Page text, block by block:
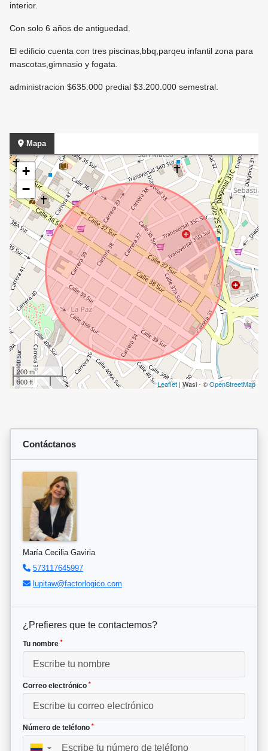
interior.
Con solo 6 años de antiguedad.
El edificio cuenta con tres piscinas,bbq,parqeu infantil zona para
mascotas,gimnasio y fogata.
administracion $635.000 predial $3.200.000 semestral.
Mapa
+
−
200 m
500 ft
Leaflet| Wasi - ©OpenStreetMap
Contáctanos
María Cecilia Gaviria
573117645997
lupitaw@factorlogico.com
¿Prefieres que te contactemos?
Tu nombre *
Correo electrónico *
Número de teléfono *
▼